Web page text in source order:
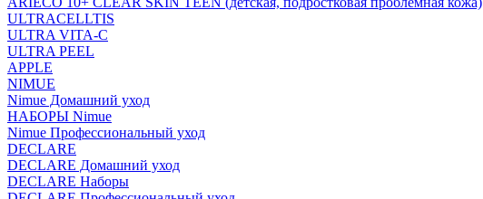
ULTRACELLTIS
ULTRA VITA-C
ULTRA PEEL
APPLE
NIMUE
Nimue Домашний уход
НАБОРЫ Nimue
Nimue Профессиональный уход
DECLARE
DECLARE Домашний уход
DECLARE Наборы